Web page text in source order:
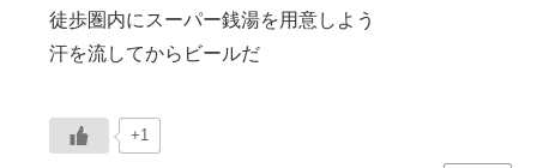
徒歩圏内にスーパー銭湯を用意しよう
汗を流してからビールだ
+1